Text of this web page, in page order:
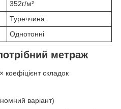
352г/м²
Туреччина
Однотонні
метраж
коефіцієнт складок
варіант)